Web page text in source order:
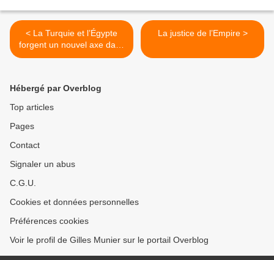
< La Turquie et l’Égypte
forgent un nouvel axe dans
l’ordre post-accord de Gaza
La justice de l’Empire >
Hébergé par Overblog
Top articles
Pages
Contact
Signaler un abus
C.G.U.
Cookies et données personnelles
Préférences cookies
Voir le profil de Gilles Munier sur le portail Overblog